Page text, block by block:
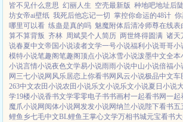
皆不见什么意思 幻丽人生 空壳最新版 种地吧地址后
坊女帝ai壁纸 我死后他忘记一切 掌控你命运的48计
哪里可以看 练蛊是真的吗 魅魔附体后清冷师尊在线表
算不算背叛 齐林 周斌昊个人简历 两世终得圆满 诸天
说春夏中文帝国小说读者文学一号小说福利小说哥哥小
模特小说笔趣阁笔趣阁顶点小说冰雪小说泼墨中文全本
小说言情小说夜色文学易小说雨雨小说中山小说倍福小
网 三七小说网 风乐居恋上你看书网 风云小说极品中文车
263中文农田小说农田小说乐文小说乐文小说夏日小说
学19楼小说香书文学零零电子书书画村一起看书网一起
魔爪小说网 阅体小说网发发小说网纳兰小说陛下看书五
鲤鱼乡七毛中文BL鲤鱼王掌心文学万相书城元宝看书